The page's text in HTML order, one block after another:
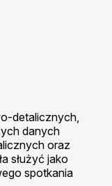
detalicznych,
danych
oraz
służyć jako
spotkania